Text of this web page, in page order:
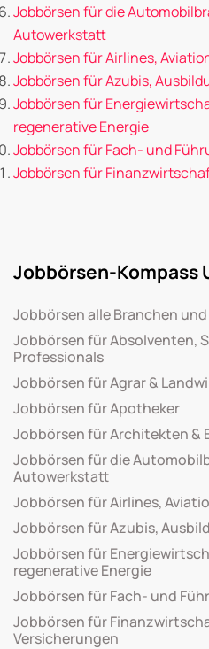
Jobbörsen für die
Autowerkstatt
Jobbörsen für Airlines,
Jobbörsen für Azubis,
Jobbörsen für
regenerative Energie
Jobbörsen für Fach- und
Jobbörsen für
Jobbörsen-Kompass
Jobbörsen alle Branchen
Jobbörsen für Absolventen,
Professionals
Jobbörsen für Agrar &
Jobbörsen für Apotheker
Jobbörsen für Architekten &
Jobbörsen für die
Autowerkstatt
Jobbörsen für Airlines,
Jobbörsen für Azubis,
Jobbörsen für
regenerative Energie
Jobbörsen für Fach- und
Jobbörsen für
Versicherungen